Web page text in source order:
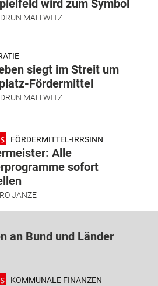
wird zum Symbol
MALLWITZ
siegt im Streit um
Fördermittel
MALLWITZ
FÖRDERMITTEL-IRRSINN
Alle
sofort
JANZE
an Bund und Länder
KOMMUNALE FINANZEN